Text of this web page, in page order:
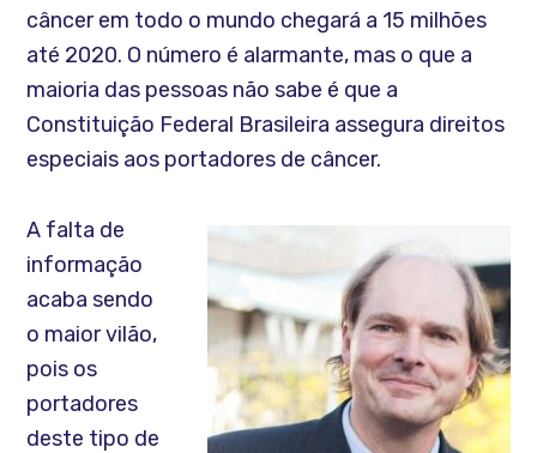
câncer em todo o mundo chegará a 15 milhões
até 2020. O número é alarmante, mas o que a
maioria das pessoas não sabe é que a
Constituição Federal Brasileira assegura direitos
especiais aos portadores de câncer.
A falta de
informação
acaba sendo
o maior vilão,
pois os
portadores
deste tipo de